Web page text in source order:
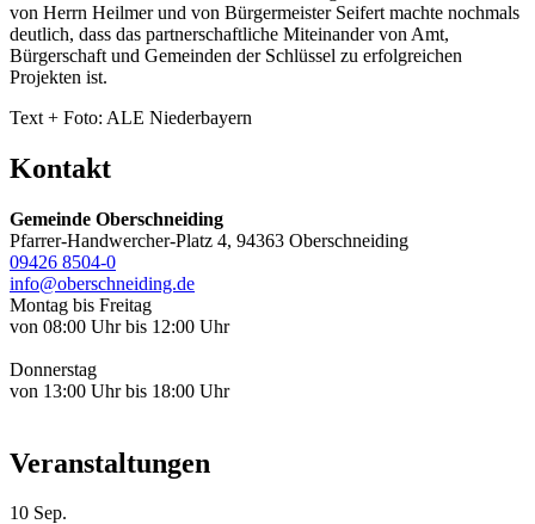
von Herrn Heilmer und von Bürgermeister Seifert machte nochmals
deutlich, dass das partnerschaftliche Miteinander von Amt,
Bürgerschaft und Gemeinden der Schlüssel zu erfolgreichen
Projekten ist.
Text + Foto: ALE Niederbayern
Kontakt
Gemeinde Oberschneiding
Pfarrer-Handwercher-Platz 4, 94363 Oberschneiding
09426 8504-0
info@oberschneiding.de
Montag bis Freitag
von 08:00 Uhr bis 12:00 Uhr
Donnerstag
von 13:00 Uhr bis 18:00 Uhr
Veranstaltungen
10 Sep.